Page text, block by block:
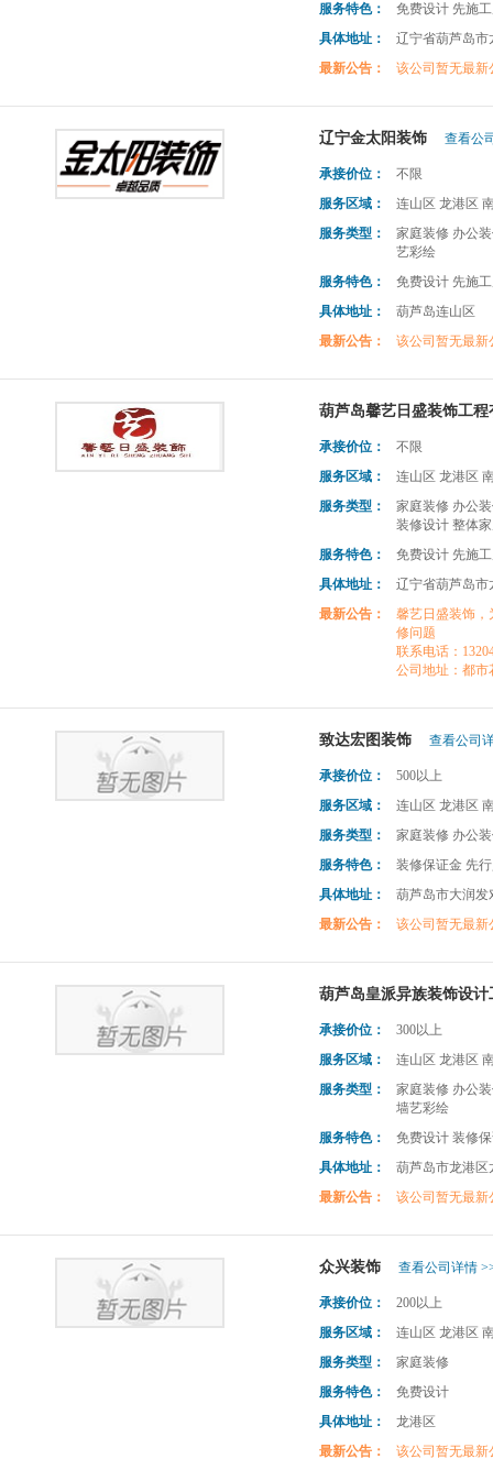
服务特色：
免费设计 先施
具体地址：
辽宁省葫芦岛市
最新公告：
该公司暂无最新
辽宁金太阳装饰 查看公
承接价位：
不限
服务区域：
连山区 龙港区
服务类型：
家庭装修 办公
艺彩绘
服务特色：
免费设计 先施
具体地址：
葫芦岛连山区
最新公告：
该公司暂无最新
葫芦岛馨艺日盛装饰工程
承接价位：
不限
服务区域：
连山区 龙港区
服务类型：
家庭装修 办公
装修设计 整体
服务特色：
免费设计 先施
具体地址：
辽宁省葫芦岛市
最新公告：
馨艺日盛装饰，
修问题
联系电话：
公司地址：都市
致达宏图装饰 查看公司
承接价位：
500以上
服务区域：
连山区 龙港区
服务类型：
家庭装修 办公
服务特色：
装修保证金 先
具体地址：
葫芦岛市大润发
最新公告：
该公司暂无最新
葫芦岛皇派异族装饰设计
承接价位：
300以上
服务区域：
连山区 龙港区
服务类型：
家庭装修 办公
墙艺彩绘
服务特色：
免费设计 装修
具体地址：
葫芦岛市龙港区
最新公告：
该公司暂无最新
众兴装饰 查看公司详情
承接价位：
200以上
服务区域：
连山区 龙港区
服务类型：
家庭装修
服务特色：
免费设计
具体地址：
龙港区
最新公告：
该公司暂无最新